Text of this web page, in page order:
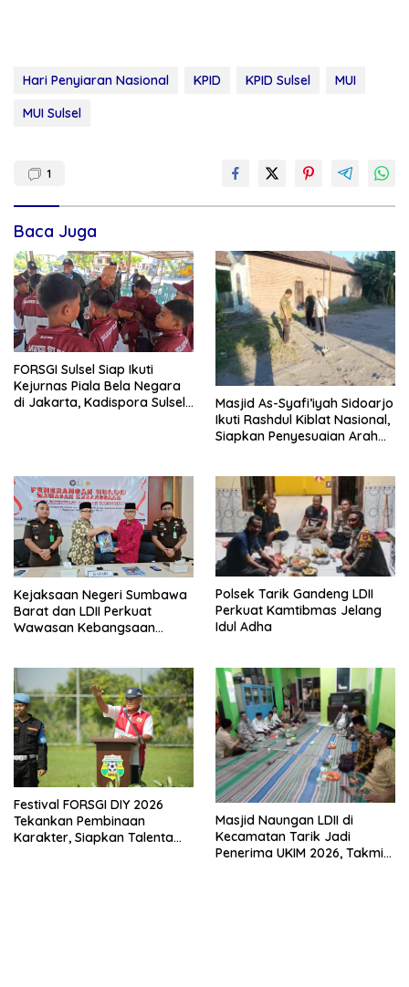
Hari Penyiaran Nasional KPID KPID Sulsel
MUI
MUI Sulsel
1
Baca Juga
FORSGI Sulsel Siap Ikuti
Kejurnas Piala Bela Negara
di Jakarta, Kadispora Sulsel
Masjid As-Syafi’iyah Sidoarjo
Ikuti Rashdul Kiblat Nasional,
Siapkan Penyesuaian Arah
Kejaksaan Negeri Sumbawa
Barat dan LDII Perkuat
Wawasan Kebangsaan
Polsek Tarik Gandeng LDII
Perkuat Kamtibmas Jelang
Idul Adha
Festival FORSGI DIY 2026
Tekankan Pembinaan
Karakter, Siapkan Talenta
Masjid Naungan LDII di
Kecamatan Tarik Jadi
Penerima UKIM 2026, Takmir